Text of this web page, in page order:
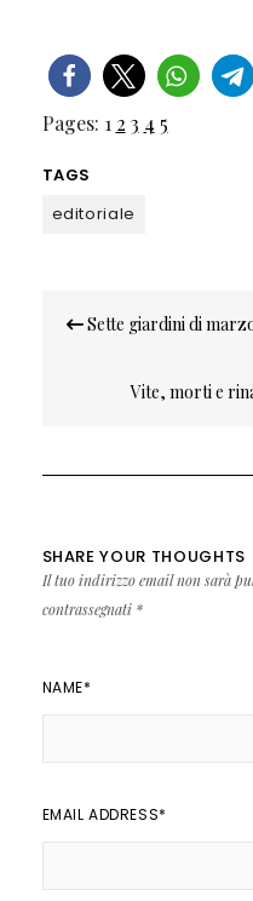
Pages: 1 2 3 4 5
TAGS
editoriale
Navigazione
Sette giardini di
Vite, morti e
SHARE YOUR THOUGHTS
Il tuo indirizzo email non sarà
contrassegnati *
NAME*
EMAIL ADDRESS*